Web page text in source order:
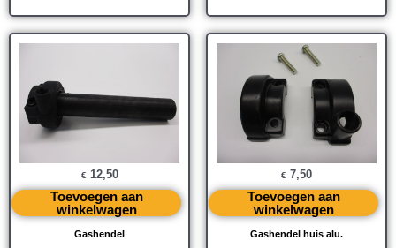
Gashendel
€ 12,50
Toevoegen aan
winkelwagen
Gashendel huis alu.
€ 7,50
Toevoegen aan
winkelwagen